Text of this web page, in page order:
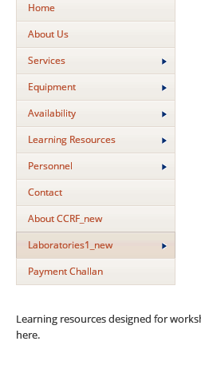
Home
About Us
Services
Equipment
Availability
Learning Resources
Personnel
Contact
About CCRF_new
Laboratories1_new
Payment Challan
Learning resources designed for
here.